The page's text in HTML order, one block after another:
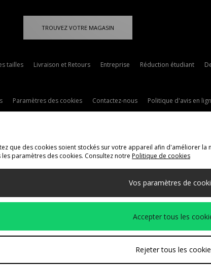
TROUVEZ VOTRE MAGASIN
tailles Livraison et Retours Entreprise Réduction étudiant
Paramètres des cookies Contactez-nous Politique d'avis en
Livraison Vers
Nous acceptons les méthodes de paiement suivantes
www.jdplc.com
que des cookies soient stockés sur votre appareil afin d'améliorer
paramètres des cookies. Consultez notre Politique de cookies
Vos paramètres de
Accepter tous les
Rejeter tous les